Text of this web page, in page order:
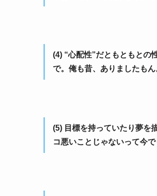
(4) “心配性”だともともとの
で。俺も昔、ありましたも
(5) 目標を持っていたり夢を
コ悪いことじゃないって今で